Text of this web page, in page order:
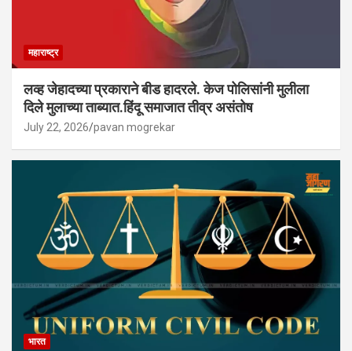
महाराष्ट्र
लव्ह जेहादच्या प्रकाराने बीड हादरले. केज पोलिसांनी मुलीला
दिले मुलाच्या ताब्यात.हिंदू समाजात तीव्र असंतोष
July 22, 2026 pavan mogrekar
भारत